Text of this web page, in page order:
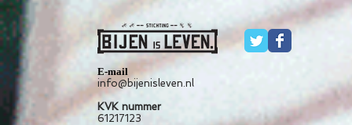
E-mail
info@bijenisleven.nl
KVK nummer
61217123